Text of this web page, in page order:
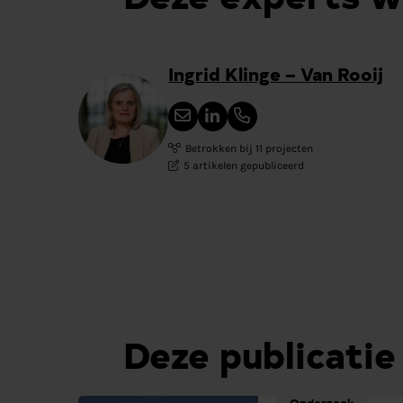
Ingrid Klinge – Van Rooij
Betrokken bij 11 projecten
5 artikelen gepubliceerd
Deze